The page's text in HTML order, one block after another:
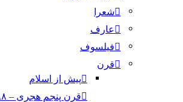
شعرا
عارف
فیلسوف
قرن
پیش از اسلام
قرن پنجم هجری – ۳۸۸ الی ۴۸۵ شمسی